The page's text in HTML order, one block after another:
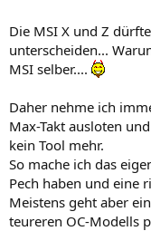
Die MSI X und Z
unterscheiden...
MSI selber....
Daher nehme ich
Max-Takt ausloten
kein Tool mehr.
So mache ich das
Pech haben und eine
Meistens geht aber
teureren OC-Modells